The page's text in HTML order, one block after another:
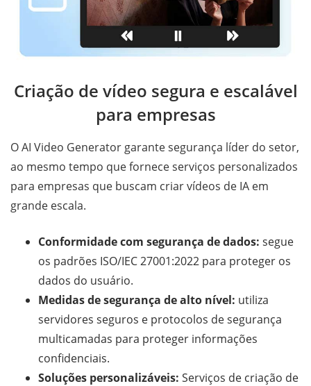
Criação de vídeo segura e escalável
para empresas
O AI Video Generator garante segurança líder do setor,
ao mesmo tempo que fornece serviços personalizados
para empresas que buscam criar vídeos de IA em
grande escala.
Conformidade com segurança de dados: segue
os padrões ISO/IEC 27001:2022 para proteger os
dados do usuário.
Medidas de segurança de alto nível: utiliza
servidores seguros e protocolos de segurança
multicamadas para proteger informações
confidenciais.
Soluções personalizáveis: Serviços de criação de